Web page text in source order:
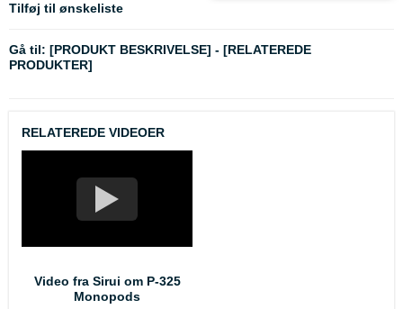
Tilføj til ønskeliste
Gå til: [PRODUKT BESKRIVELSE] - [RELATEREDE
PRODUKTER]
RELATEREDE VIDEOER
Video fra Sirui om P-325
Monopods